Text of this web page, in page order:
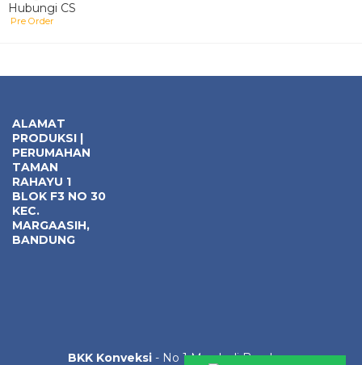
Hubungi CS
Pre Order
ALAMAT
PRODUKSI |
PERUMAHAN
TAMAN
RAHAYU 1
BLOK F3 NO 30
KEC.
MARGAASIH,
BANDUNG
BKK Konveksi- No 1 Murah di Bandung